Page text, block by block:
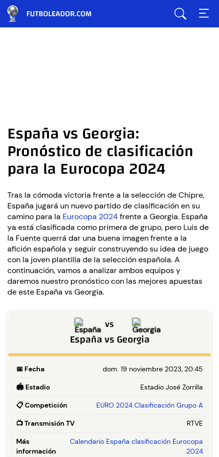
España vs Georgia:
Pronóstico de clasificación
para la Eurocopa 2024
Tras la cómoda victoria frente a la selección de Chipre,
España jugará un nuevo partido de clasificación en su
camino para la Eurocopa 2024frente a Georgia. España
ya está clasificada como primera de grupo, pero Luis de
la Fuente querrá dar una buena imagen frente a la
afición española y seguir construyendo su idea de juego
con la joven plantilla de la selección española. A
continuación, vamos a analizar ambos equipos y
daremos nuestro pronóstico con las mejores apuestas
de este España vs Georgia.
vs
EspañavsGeorgia
📅 Fecha dom. 19 noviembre 2023, 20:45
🏟️ Estadio Estadio José Zorrilla
📋Competición EURO 2024 Clasificación Grupo A
📺Transmisión TV RTVE
Más
información
Calendario España clasificación Eurocopa
2024